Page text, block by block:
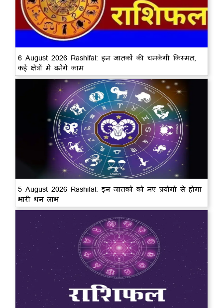
6 August 2026 Rashifal: इन जातकों की चमकेगी किस्मत,
कई क्षेत्रों में बनेंगे काम
5 August 2026 Rashifal: इन जातकों को नए प्रयोगों से होगा
भारी धन लाभ